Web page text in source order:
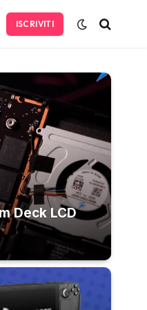
ISCRIVITI
Deck LCD